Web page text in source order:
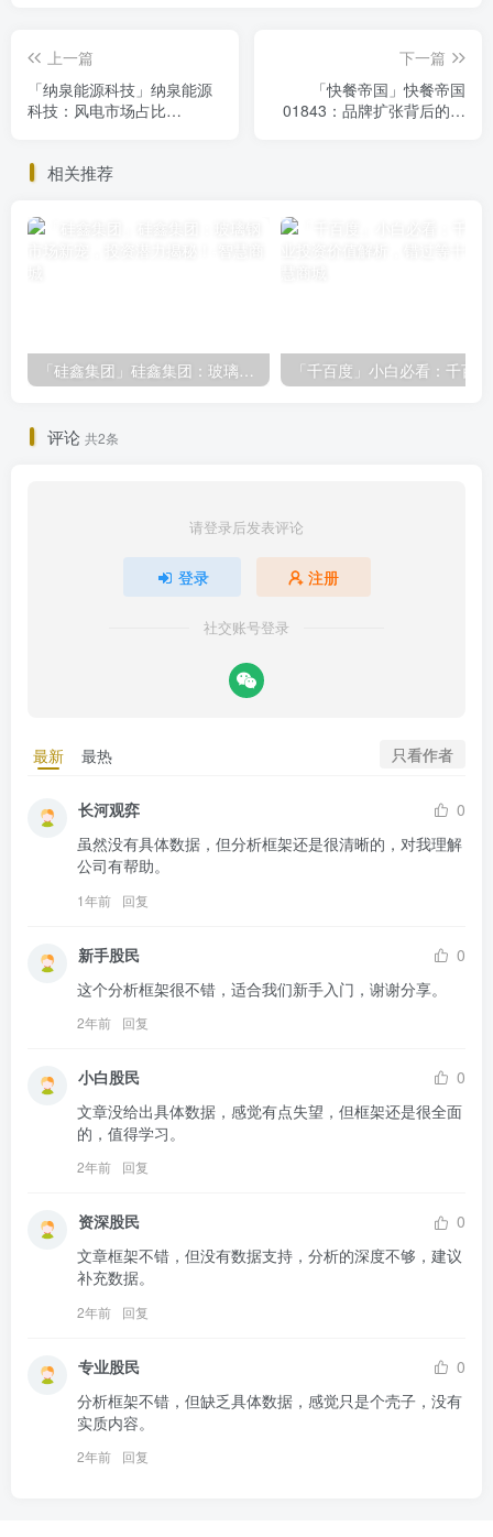
上一篇
「纳泉能源科技」纳泉能源
科技：风电市场占比
下一篇
「快餐帝国」快餐帝国
01843：品牌扩张背后的市
相关推荐
「硅鑫集团」硅鑫集团：玻璃钢市场新宠，投资潜力揭秘！
评论 共2条
请登录后发表评论
登录 注册
社交账号登录
最新 最热 只看作者
长河观弈
0
虽然没有具体数据，但分析框架还是很清晰的，对我理解
公司有帮助。
1年前 回复
新手股民
0
这个分析框架很不错，适合我们新手入门，谢谢分享。
2年前 回复
小白股民
0
文章没给出具体数据，感觉有点失望，但框架还是很全面
的，值得学习。
2年前 回复
资深股民
0
文章框架不错，但没有数据支持，分析的深度不够，建议
补充数据。
2年前 回复
专业股民
0
分析框架不错，但缺乏具体数据，感觉只是个壳子，没有
实质内容。
2年前 回复